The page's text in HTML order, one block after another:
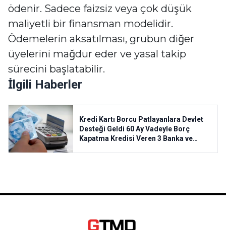
ödenir. Sadece faizsiz veya çok düşük
maliyetli bir finansman modelidir.
Ödemelerin aksatılması, grubun diğer
üyelerini mağdur eder ve yasal takip
sürecini başlatabilir.
İlgili Haberler
Kredi Kartı Borcu Patlayanlara Devlet
Desteği Geldi 60 Ay Vadeyle Borç
Kapatma Kredisi Veren 3 Banka ve